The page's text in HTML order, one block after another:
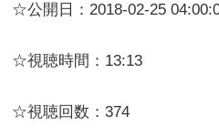
☆公開日：2018-02-25
☆視聴時間：13:13
☆視聴回数：374